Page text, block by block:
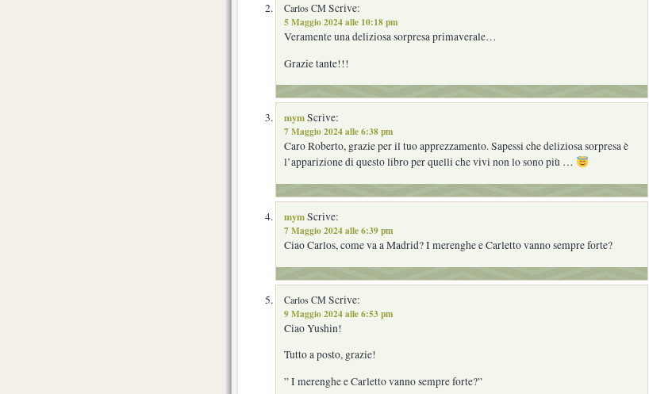
Carlos CMScrive:
5 Maggio 2024 alle 10:18 pm
Veramente una deliziosa sorpresa primaverale…
Grazie tante!!!
mymScrive:
7 Maggio 2024 alle 6:38 pm
Caro Roberto, grazie per il tuo apprezzamento. Sapessi che deliziosa sorpresa è
l’apparizione di questo libro per quelli che vivi non lo sono più …
mymScrive:
7 Maggio 2024 alle 6:39 pm
Ciao Carlos, come va a Madrid? I merenghe e Carletto vanno sempre forte?
Carlos CMScrive:
9 Maggio 2024 alle 6:53 pm
Ciao Yushin!
Tutto a posto, grazie!
” I merenghe e Carletto vanno sempre forte?”